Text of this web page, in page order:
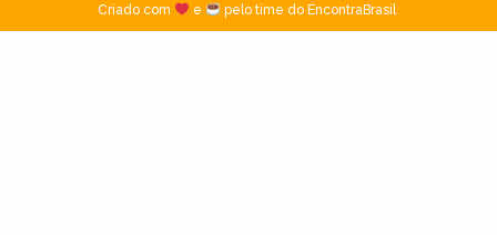
Criado com
e pelo time do EncontraBrasil